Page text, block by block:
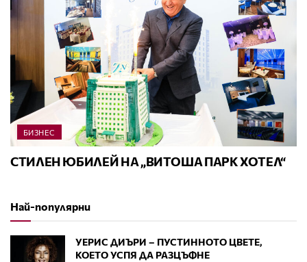
БИЗНЕС
СТИЛЕН ЮБИЛЕЙ НА „ВИТОША ПАРК ХОТЕЛ“
Най-популярни
УЕРИС ДИЪРИ – ПУСТИННОТО ЦВЕТЕ,
КОЕТО УСПЯ ДА РАЗЦЪФНЕ